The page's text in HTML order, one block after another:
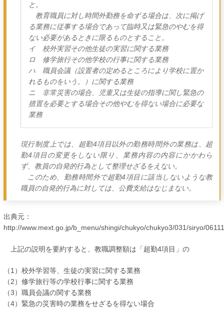
と。
教育職員に対し時間外勤務を命ずる場合は、次に掲げ
る業務に従事する場合であって臨時又は緊急のやむを得
ない必要があるときに限るものとすること。
イ 校外実習その他生徒の実習に関する業務
ロ 修学旅行その他学校の行事に関する業務
ハ 職員会議（設置者の定めるところにより学校に置か
れるものをいう。）に関する業務
ニ 非常災害の場合、児童又は生徒の指導に関し緊急の
措置を必要とする場合その他やむを得ない場合に必要な
業務
現行制度上では、超勤4項目以外の勤務時間外の業務は、超
勤4項目の変更をしない限り、業務内容の内容にかかわら
ず、教員の自発的行為として整理せざるをえない。
このため、勤務時間外で超勤4項目に該当しないような教
職員の自発的行為に対しては、公費支給はなじまない。
出典元：
http://www.mext.go.jp/b_menu/shingi/chukyo/chukyo3/031/siryo/
上記の説明を要約すると、教職調整額は「超勤4項目」の
（1）校外学習等、生徒の実習に関する業務
（2）修学旅行等の学校行事に関する業務
（3）職員会議の関する業務
（4）緊急の災害時の業務をせざるを得ない場合